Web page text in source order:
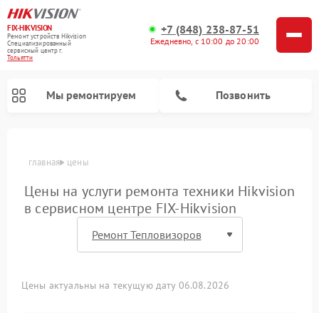
FIX-HIKVISION
Ремонт устройств Hikvision
Специализированный
cервисный центр г.
Тольятти
+7 (848) 238-87-51
Ежедневно, с 10:00 до 20:00
Мы ремонтируем Позвонить
главная цены
Цены на услуги ремонта техники Hikvision
в сервисном центре FIX-Hikvision
Цены актуальны на текущую дату 06.08.2026